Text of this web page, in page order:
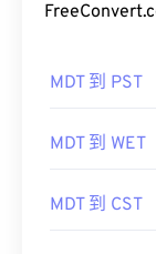
MDT 到 PST
MDT 到 WET
MDT 到 CST